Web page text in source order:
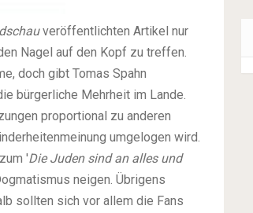
veröffentlichten Artikel nur
Nagel auf den Kopf zu treffen.
doch gibt Tomas Spahn
bürgerliche Mehrheit im Lande.
proportional zu anderen
umgelogen wird.
'Die Juden sind an alles und
neigen. Übrigens
sollten sich vor allem die Fans